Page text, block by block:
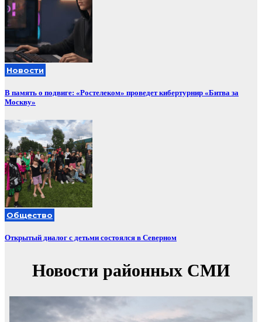
Новости
В память о подвиге: «Ростелеком» проведет кибертурнир «Битва за
Москву»
Общество
Открытый диалог с детьми состоялся в Северном